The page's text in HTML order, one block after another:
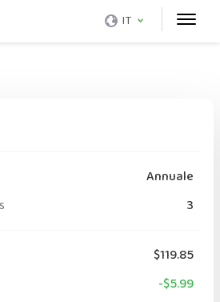
IT
Annuale
3
$119.85
-$5.99